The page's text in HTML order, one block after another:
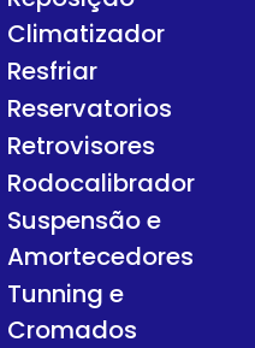
Climatizador
Resfriar
Reservatorios
Retrovisores
Rodocalibrador
Suspensão e
Amortecedores
Tunning e
Cromados